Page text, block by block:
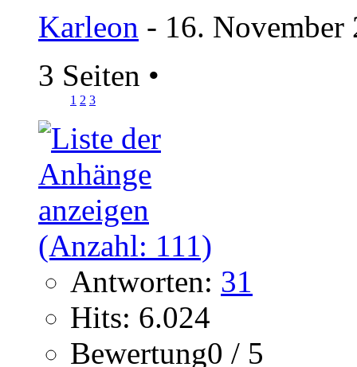
Karleon - 16.
3 Seiten •
1 2 3
Antworten: 31
Hits: 6.024
Bewertung0 / 5